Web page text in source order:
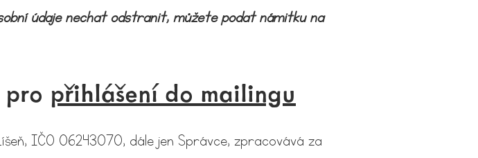
údaje nechat odstranit, můžete podat námitku na
přihlášení do mailingu
IČO 06243070, dále jen Správce, zpracovává za